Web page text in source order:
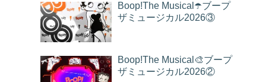
Boop!The Musical☂️ブープ
ザミュージカル2026③
Boop!The Musical🎨ブープ
ザミュージカル2026②